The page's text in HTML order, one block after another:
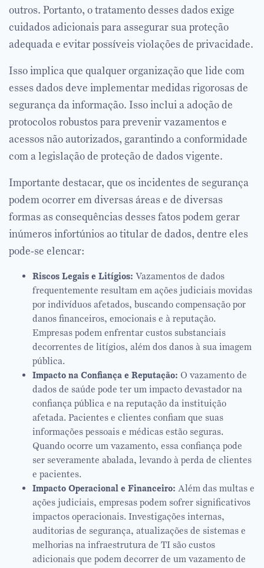
outros. Portanto, o tratamento desses dados exige
cuidados adicionais para assegurar sua proteção
adequada e evitar possíveis violações de privacidade.
Isso implica que qualquer organização que lide com
esses dados deve implementar medidas rigorosas de
segurança da informação. Isso inclui a adoção de
protocolos robustos para prevenir vazamentos e
acessos não autorizados, garantindo a conformidade
com a legislação de proteção de dados vigente.
Importante destacar, que os incidentes de segurança
podem ocorrer em diversas áreas e de diversas
formas as consequências desses fatos podem gerar
inúmeros infortúnios ao titular de dados, dentre eles
pode-se elencar:
Riscos Legais e Litígios: Vazamentos de dados
frequentemente resultam em ações judiciais movidas
por indivíduos afetados, buscando compensação por
danos financeiros, emocionais e à reputação.
Empresas podem enfrentar custos substanciais
decorrentes de litígios, além dos danos à sua imagem
pública.
Impacto na Confiança e Reputação: O vazamento de
dados de saúde pode ter um impacto devastador na
confiança pública e na reputação da instituição
afetada. Pacientes e clientes confiam que suas
informações pessoais e médicas estão seguras.
Quando ocorre um vazamento, essa confiança pode
ser severamente abalada, levando à perda de clientes
e pacientes.
Impacto Operacional e Financeiro: Além das multas e
ações judiciais, empresas podem sofrer significativos
impactos operacionais. Investigações internas,
auditorias de segurança, atualizações de sistemas e
melhorias na infraestrutura de TI são custos
adicionais que podem decorrer de um vazamento de